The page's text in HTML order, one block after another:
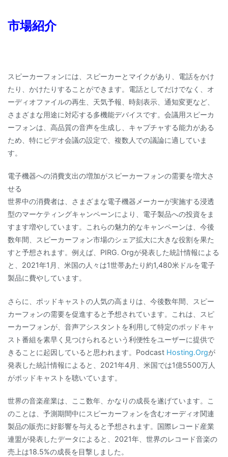
市場紹介
スピーカーフォンには、スピーカーとマイクがあり、電話をかけ
たり、かけたりすることができます。電話としてだけでなく、オ
ーディオファイルの再生、天気予報、時刻表示、通知変更など、
さまざまな用途に対応する多機能デバイスです。会議用スピーカ
ーフォンは、高品質の音声を生成し、キャプチャする能力がある
ため、特にビデオ会議の設定で、複数人での議論に適していま
す。
電子機器への消費支出の増加がスピーカーフォンの需要を増大さ
せる
世界中の消費者は、さまざまな電子機器メーカーが実施する浸透
型のマーケティングキャンペーンにより、電子製品への投資をま
すます増やしています。これらの魅力的なキャンペーンは、今後
数年間、スピーカーフォン市場のシェア拡大に大きな役割を果た
すと予想されます。例えば、PIRG. Orgが発表した統計情報による
と、2021年1月、米国の人々は1世帯あたり約1,480米ドルを電子
製品に費やしています。
さらに、ポッドキャストの人気の高まりは、今後数年間、スピー
カーフォンの需要を促進すると予想されています。これは、スピ
ーカーフォンが、音声アシスタントを利用して特定のポッドキャ
スト番組を素早く見つけられるという利便性をユーザーに提供で
きることに起因していると思われます。Podcast Hosting.Orgが
発表した統計情報によると、2021年4月、米国では1億5500万人
がポッドキャストを聴いています。
世界の音楽産業は、ここ数年、かなりの成長を遂げています。こ
のことは、予測期間中にスピーカーフォンを含むオーディオ関連
製品の販売に好影響を与えると予想されます。国際レコード産業
連盟が発表したデータによると、2021年、世界のレコード音楽の
売上は18.5%の成長を目撃しました。